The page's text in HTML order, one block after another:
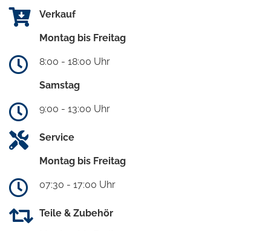
Verkauf
Montag bis Freitag
8:00 - 18:00 Uhr
Samstag
9:00 - 13:00 Uhr
Service
Montag bis Freitag
07:30 - 17:00 Uhr
Teile & Zubehör